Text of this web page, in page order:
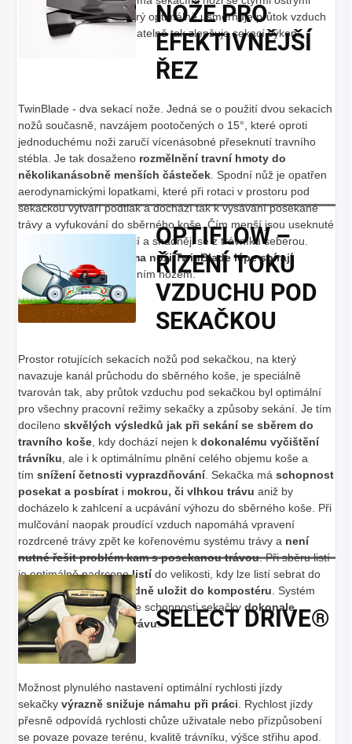
čepelemi a Optiflow, který optimálně usměrňuje průtok vzduch
sekacím zařízením a znatelně tak zlepšuje sekací výkon.
NOŽE PRO
EFEKTIVNĚJŠÍ
ŘEZ
TwinBlade - dva sekací nože. Jedná se o použití dvou sekacích
nožů současně, navzájem pootočených o 15°, které oproti
jednoduchému noži zaručí vícenásobné přeseknutí travního
stébla. Je tak dosaženo rozmělnění travní hmoty do
několikanásobně menších částeček . Spodní nůž je opatřen
aerodynamickými lopatkami, které při rotaci v prostoru pod
sekačkou vytváří podtlak a dochází tak k vysávání posekané
trávy a vyfukování do sběrného koše. Čím menší jsou useknuté
části trávy, tím jsou lehčí a snadněji se z trávníku seberou.
Proto
sekačky se dvěma noži TwinBlade lépe sbírají
trávunež sekačky s jedním nožem.
OPTIFLOW –
ŘÍZENÍ TOKU
VZDUCHU POD
SEKAČKOU
Prostor rotujících sekacích nožů pod sekačkou, na který
navazuje kanál průchodu do sběrného koše, je speciálně
tvarován tak, aby průtok vzduchu pod sekačkou byl optimální
pro všechny pracovní režimy sekačky a způsoby sekání. Je tím
docíleno skvělých výsledků jak při sekání se sběrem do
travního koše , kdy dochází nejen k dokonalému vyčištění
trávníku , ale i k optimálnímu plnění celého objemu koše a
tím snížení četnosti vyprazdňování. Sekačka má schopnost
posekat a posbírat i mokrou, či vlhkou trávu aniž by
docházelo k zahlcení a ucpávání výhozu do sběrného koše. Při
mulčování naopak proudící vzduch napomáhá vpravení
rozdrcené trávy zpět ke kořenovému systému trávy a není
nutné řešit problém kam s posekanou trávou. Při sběru listí
je optimálně nadrcenolistído velikosti, kdy lze listí sebrat do
sběrného koše anásledně uložit do kompostéru . Systém
Optiflow značně zlepšuje schopnosti sekačky dokonale
posbírat posekanou trávu.
SELECT DRIVE®
Možnost plynulého nastavení optimální rychlosti jízdy
sekačky výrazně snižuje námahu při práci . Rychlost jízdy
přesně odpovídá rychlosti chůze uživatale nebo přizpůsobení
se povaze povaze terénu, kvalitě trávníku, výšce střihu apod.